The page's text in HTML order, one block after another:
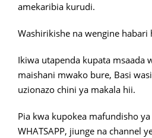
amekaribia kurudi.
Washirikishe na wengine habari
Ikiwa utapenda kupata msaada
maishani mwako bure, Basi
uzionazo chini ya makala hii.
Pia kwa kupokea mafundisho
WHATSAPP, jiunge na channel